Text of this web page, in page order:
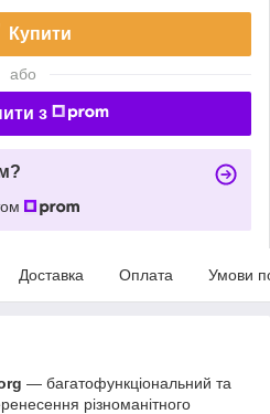
Купити
або
з
Доставка Оплата Умови
— багатофункціональний та
різноманітного